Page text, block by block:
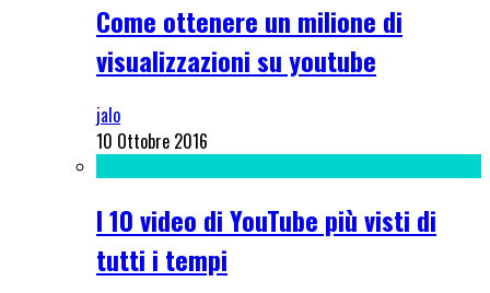
Come ottenere un milione di
visualizzazioni su youtube
jalo
10 Ottobre 2016
I 10 video di YouTube più visti di
tutti i tempi